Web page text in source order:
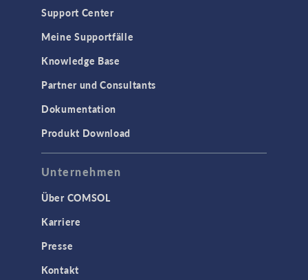
Support Center
Meine Supportfälle
Knowledge Base
Partner und Consultants
Dokumentation
Produkt Download
Unternehmen
Über COMSOL
Karriere
Presse
Kontakt